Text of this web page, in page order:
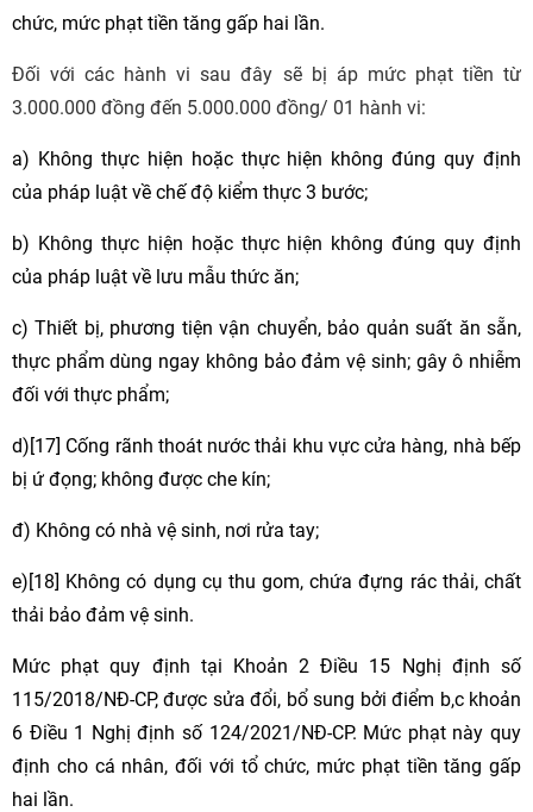
chức, mức phạt tiền tăng gấp hai lần.
Đối với các hành vi sau đây sẽ bị áp mức phạt tiền từ
3.000.000 đồng đến 5.000.000 đồng/ 01 hành vi:
a) Không thực hiện hoặc thực hiện không đúng quy định
của pháp luật về chế độ kiểm thực 3 bước;
b) Không thực hiện hoặc thực hiện không đúng quy định
của pháp luật về lưu mẫu thức ăn;
c) Thiết bị, phương tiện vận chuyển, bảo quản suất ăn sẵn,
thực phẩm dùng ngay không bảo đảm vệ sinh; gây ô nhiễm
đối với thực phẩm;
d)[17] Cống rãnh thoát nước thải khu vực cửa hàng, nhà bếp
bị ứ đọng; không được che kín;
đ) Không có nhà vệ sinh, nơi rửa tay;
e)[18] Không có dụng cụ thu gom, chứa đựng rác thải, chất
thải bảo đảm vệ sinh.
Mức phạt quy định tại Khoản 2 Điều 15 Nghị định số
115/2018/NĐ-CP, được sửa đổi, bổ sung bởi điểm b,c khoản
6 Điều 1 Nghị định số 124/2021/NĐ-CP. Mức phạt này quy
định cho cá nhân, đối với tổ chức, mức phạt tiền tăng gấp
hai lần.